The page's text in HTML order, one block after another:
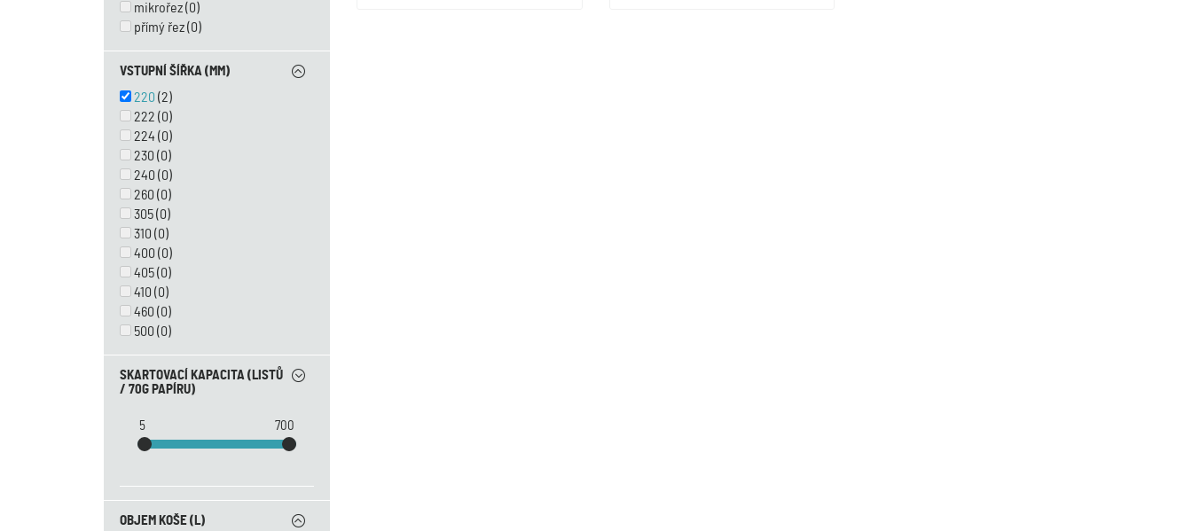
mikrořez(0)
přímý řez(0)
VSTUPNÍ ŠÍŘKA (MM)
220 (2)
222 (0)
224 (0)
230 (0)
240 (0)
260 (0)
305(0)
310 (0)
400 (0)
405(0)
410 (0)
460 (0)
500 (0)
SKARTOVACÍ KAPACITA (LISTŮ
/ 70G PAPÍRU)
5 700
OBJEM KOŠE (L)